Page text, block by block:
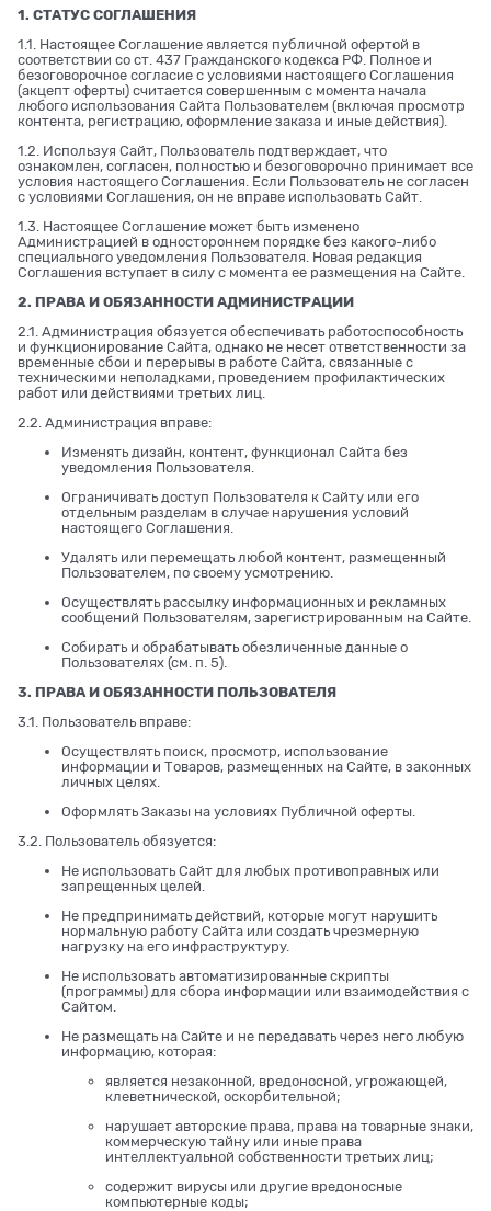
1. СТАТУС СОГЛАШЕНИЯ
1.1. Настоящее Соглашение является публичной офертой в
соответствии со ст. 437 Гражданского кодекса РФ. Полное и
безоговорочное согласие с условиями настоящего Соглашения
(акцепт оферты) считается совершенным с момента начала
любого использования Сайта Пользователем (включая просмотр
контента, регистрацию, оформление заказа и иные действия).
1.2. Используя Сайт, Пользователь подтверждает, что
ознакомлен, согласен, полностью и безоговорочно принимает все
условия настоящего Соглашения. Если Пользователь не согласен
с условиями Соглашения, он не вправе использовать Сайт.
1.3. Настоящее Соглашение может быть изменено
Администрацией в одностороннем порядке без какого-либо
специального уведомления Пользователя. Новая редакция
Соглашения вступает в силу с момента ее размещения на Сайте.
2. ПРАВА И ОБЯЗАННОСТИ АДМИНИСТРАЦИИ
2.1. Администрация обязуется обеспечивать работоспособность
и функционирование Сайта, однако не несет ответственности за
временные сбои и перерывы в работе Сайта, связанные с
техническими неполадками, проведением профилактических
работ или действиями третьих лиц.
2.2. Администрация вправе:
Изменять дизайн, контент, функционал Сайта без
уведомления Пользователя.
Ограничивать доступ Пользователя к Сайту или его
отдельным разделам в случае нарушения условий
настоящего Соглашения.
Удалять или перемещать любой контент, размещенный
Пользователем, по своему усмотрению.
Осуществлять рассылку информационных и рекламных
сообщений Пользователям, зарегистрированным на Сайте.
Собирать и обрабатывать обезличенные данные о
Пользователях (см. п. 5).
3. ПРАВА И ОБЯЗАННОСТИ ПОЛЬЗОВАТЕЛЯ
3.1. Пользователь вправе:
Осуществлять поиск, просмотр, использование
информации и Товаров, размещенных на Сайте, в законных
личных целях.
Оформлять Заказы на условиях Публичной оферты.
3.2. Пользователь обязуется:
Не использовать Сайт для любых противоправных или
запрещенных целей.
Не предпринимать действий, которые могут нарушить
нормальную работу Сайта или создать чрезмерную
нагрузку на его инфраструктуру.
Не использовать автоматизированные скрипты
(программы) для сбора информации или взаимодействия с
Сайтом.
Не размещать на Сайте и не передавать через него любую
информацию, которая:
является незаконной, вредоносной, угрожающей,
клеветнической, оскорбительной;
нарушает авторские права, права на товарные знаки,
коммерческую тайну или иные права
интеллектуальной собственности третьих лиц;
содержит вирусы или другие вредоносные
компьютерные коды;